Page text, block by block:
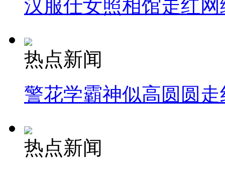
汉服仕女照相馆走红网
热点新闻
警花学霸神似高圆圆走
热点新闻